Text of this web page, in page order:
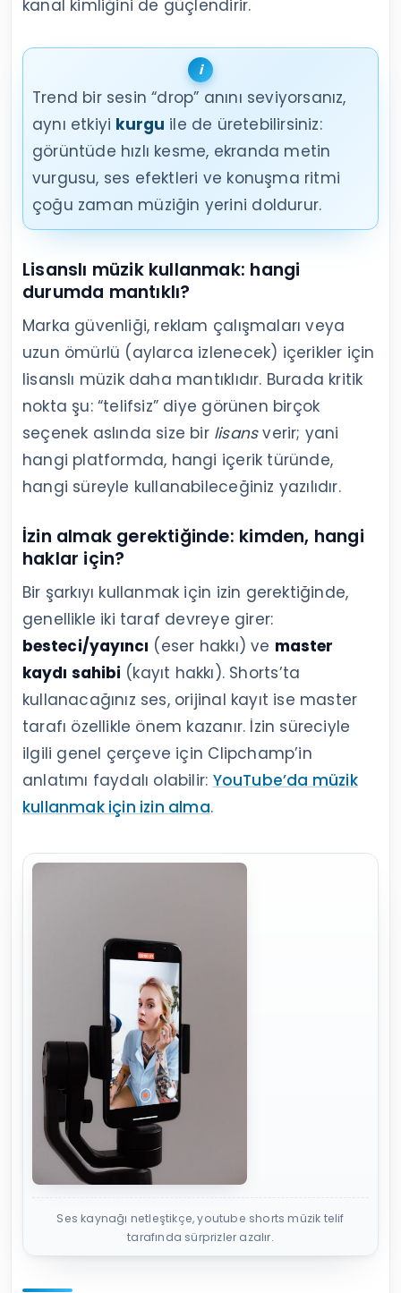
kanal kimliğini de güçlendirir.
Trend bir sesin “drop” anını seviyorsanız,
aynı etkiyi kurgu ile de üretebilirsiniz:
görüntüde hızlı kesme, ekranda metin
vurgusu, ses efektleri ve konuşma ritmi
çoğu zaman müziğin yerini doldurur.
Lisanslı müzik kullanmak: hangi
durumda mantıklı?
Marka güvenliği, reklam çalışmaları veya
uzun ömürlü (aylarca izlenecek) içerikler için
lisanslı müzik daha mantıklıdır. Burada kritik
nokta şu: “telifsiz” diye görünen birçok
seçenek aslında size bir lisansverir; yani
hangi platformda, hangi içerik türünde,
hangi süreyle kullanabileceğiniz yazılıdır.
İzin almak gerektiğinde: kimden, hangi
haklar için?
Bir şarkıyı kullanmak için izin gerektiğinde,
genellikle iki taraf devreye girer:
besteci/yayıncı (eser hakkı) ve master
kaydı sahibi (kayıt hakkı). Shorts’ta
kullanacağınız ses, orijinal kayıt ise master
tarafı özellikle önem kazanır. İzin süreciyle
ilgili genel çerçeve için Clipchamp’in
anlatımı faydalı olabilir: YouTube’da müzik
kullanmak için izin alma.
Ses kaynağı netleştikçe, youtube shorts müzik telif
tarafında sürprizler azalır.